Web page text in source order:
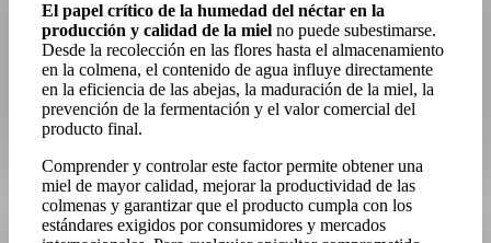
El papel crítico de la humedad del néctar en la
producción y calidad de la miel no puede subestimarse.
Desde la recolección en las flores hasta el almacenamiento
en la colmena, el contenido de agua influye directamente
en la eficiencia de las abejas, la maduración de la miel, la
prevención de la fermentación y el valor comercial del
producto final.
Comprender y controlar este factor permite obtener una
miel de mayor calidad, mejorar la productividad de las
colmenas y garantizar que el producto cumpla con los
estándares exigidos por consumidores y mercados